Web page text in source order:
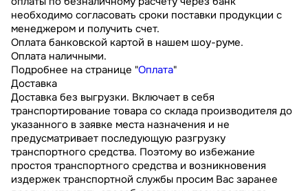
необходимо согласовать сроки поставки продукции с
менеджером и получить счет.
Оплата банковской картой в нашем шоу-руме.
Оплата наличными.
Подробнее на странице "Оплата"
Доставка
Доставка без выгрузки. Включает в себя
транспортирование товара со склада производителя до
указанного в заявке места назначения и не
предусматривает последующую разгрузку
транспортного средства. Поэтому во избежание
простоя транспортного средства и возникновения
издержек транспортной службы просим Вас заранее